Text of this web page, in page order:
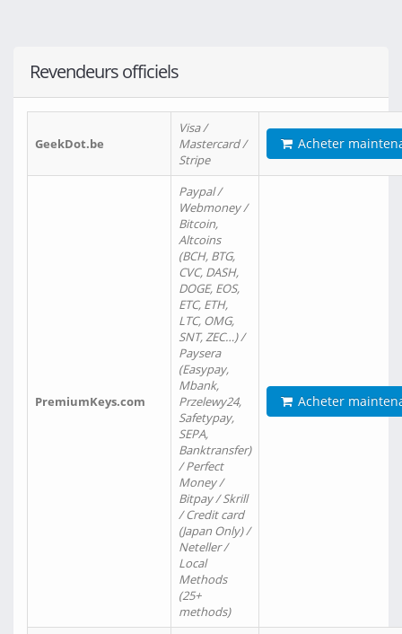
Revendeurs officiels
GeekDot.be
Visa /
Mastercard /
Stripe
Acheter
PremiumKeys.com
Paypal /
Webmoney /
Bitcoin,
Altcoins
(BCH, BTG,
CVC, DASH,
DOGE, EOS,
ETC, ETH,
LTC, OMG,
SNT, ZEC…) /
Paysera
(Easypay,
Mbank,
Przelewy24,
Safetypay,
SEPA,
Banktransfer)
/ Perfect
Money /
Bitpay / Skrill
/ Credit card
(Japan Only) /
Neteller /
Local
Methods
(25+
methods)
Acheter